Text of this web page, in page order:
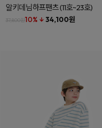
알키데님하프팬츠(11호~23호)
37,800원10% ↓ 34,100원